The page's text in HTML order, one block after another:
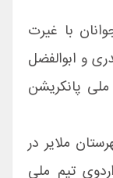
با غیرت
و ابوالفضل
پانکریشن
ملایر در
تیم ملی